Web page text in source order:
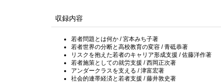
収録内容
若者問題とは何か / 宮本みち子著
若者世界の分断と高校教育の変容 / 青砥恭著
リスクを抱えた若者のキャリア形成支援 / 佐藤洋作著
若者施策としての就労支援 / 西岡正次著
アンダークラスを支える / 津富宏著
社会的連帯経済と若者支援 / 藤井敦史著